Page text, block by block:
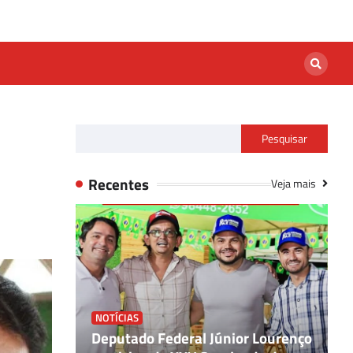
Pesquisar
Recentes Veja mais
de
NOTÍCIAS
Deputado Federal Júnior Lourenço